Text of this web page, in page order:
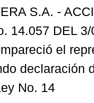
S.A. -
14.057 DEL
el
declaración
No. 14